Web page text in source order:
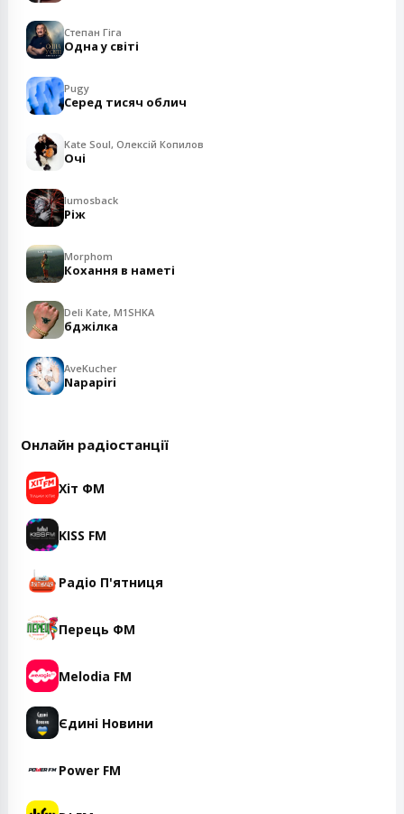
Степан Гіга
Одна у світі
Pugy
Серед тисяч облич
Kate Soul, Олексій Копилов
Очі
lumosback
Ріж
Morphom
Кохання в наметі
Deli Kate, M1SHKA
бджілка
AveKucher
Napapiri
Онлайн радіостанції
Хіт ФМ
KISS FM
Радіо П'ятниця
Перець ФМ
Melodia FM
Єдині Новини
Power FM